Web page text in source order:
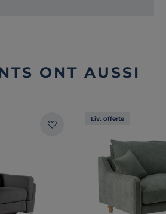
ONT AUSSI
Liv. offerte